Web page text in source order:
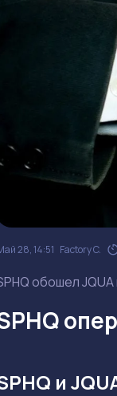
28, 14:51 Factory C.
обошел
и